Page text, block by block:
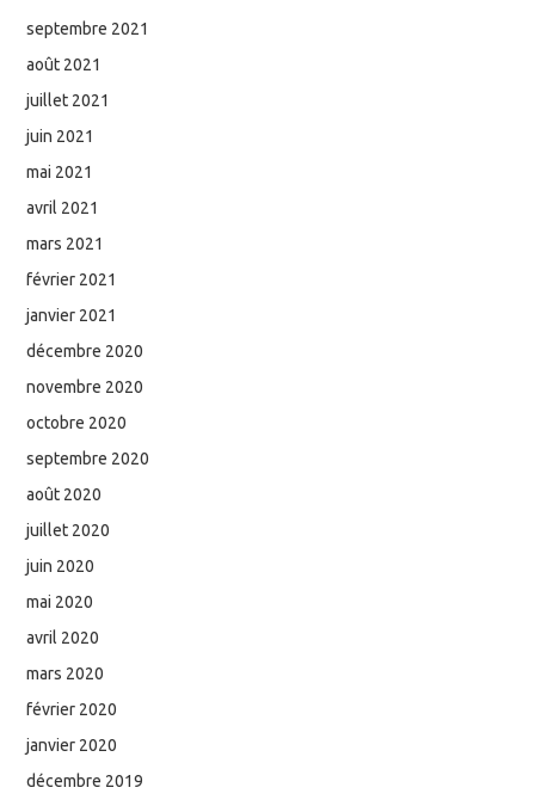
septembre 2021
août 2021
juillet 2021
juin 2021
mai 2021
avril 2021
mars 2021
février 2021
janvier 2021
décembre 2020
novembre 2020
octobre 2020
septembre 2020
août 2020
juillet 2020
juin 2020
mai 2020
avril 2020
mars 2020
février 2020
janvier 2020
décembre 2019